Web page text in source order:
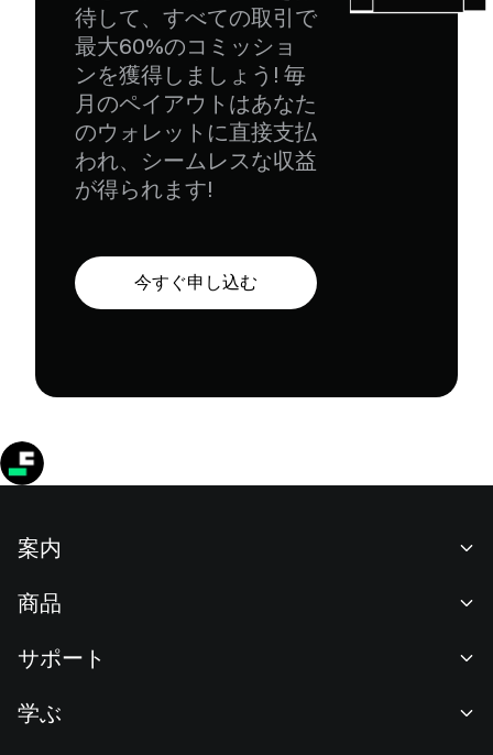
待して、すべての取引で
最大60%のコミッショ
ンを獲得しましょう! 毎
月のペイアウトはあなた
のウォレットに直接支払
われ、シームレスな収益
が得られます!
今すぐ申し込む
案内
ニュースルーム
F1 Oracle Red Bull Racing 公式スポンサー
商品
現物取引
サポート
学ぶ